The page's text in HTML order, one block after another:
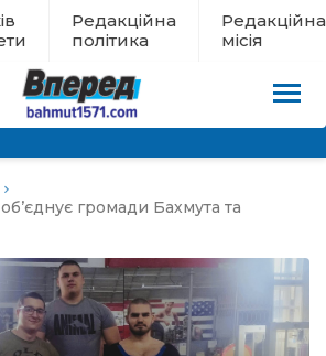
Редакційна
політика
Редакційна
місія
громади Бахмута та